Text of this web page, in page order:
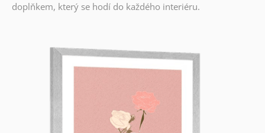
doplňkem, který se hodí do každého interiéru.